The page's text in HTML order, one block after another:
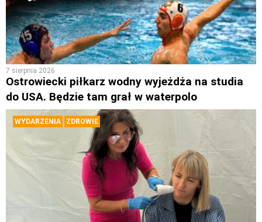
7 sierpnia 2026
Ostrowiecki piłkarz wodny wyjeżdża na studia
do USA. Będzie tam grał w waterpolo
WYDARZENIA ZDROWIE